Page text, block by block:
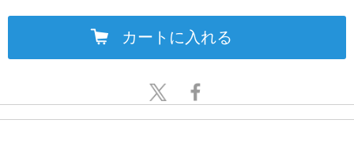
カートに入れる